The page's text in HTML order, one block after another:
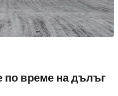
по време на дълъг